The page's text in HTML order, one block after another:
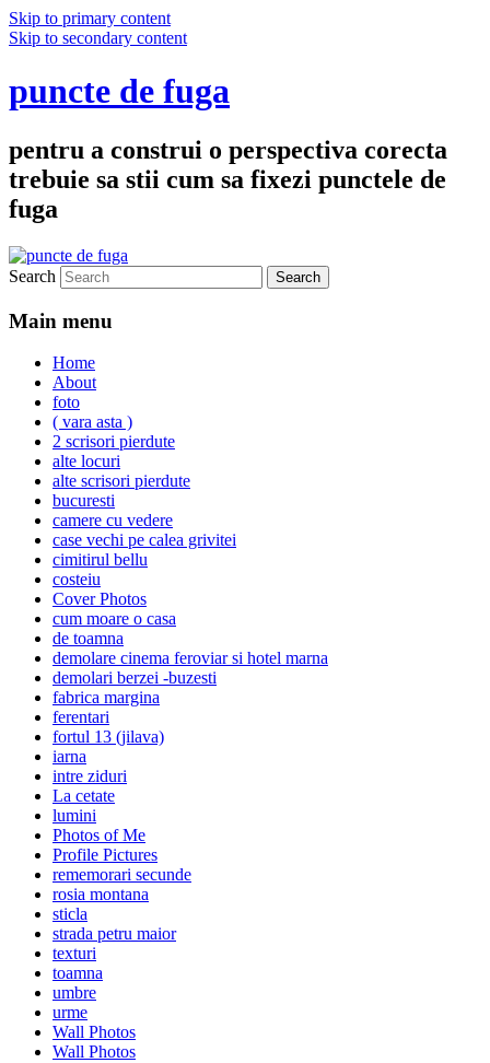
Skip to primary content
Skip to secondary content
puncte de fuga
pentru a construi o perspectiva corecta
trebuie sa stii cum sa fixezi punctele de
fuga
Search
Main menu
Home
About
foto
( vara asta )
2 scrisori pierdute
alte locuri
alte scrisori pierdute
bucuresti
camere cu vedere
case vechi pe calea grivitei
cimitirul bellu
costeiu
Cover Photos
cum moare o casa
de toamna
demolare cinema feroviar si hotel marna
demolari berzei -buzesti
fabrica margina
ferentari
fortul 13 (jilava)
iarna
intre ziduri
La cetate
lumini
Photos of Me
Profile Pictures
rememorari secunde
rosia montana
sticla
strada petru maior
texturi
toamna
umbre
urme
Wall Photos
Wall Photos